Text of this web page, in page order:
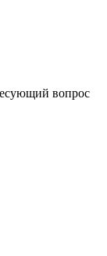
вопрос